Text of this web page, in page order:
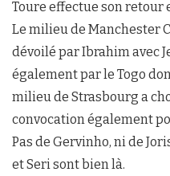
Toure effectue son retour
Le milieu de Manchester
dévoilé par Ibrahim avec
également par le Togo
milieu de Strasbourg a
convocation également
Pas de Gervinho, ni de
et Seri sont bien là.